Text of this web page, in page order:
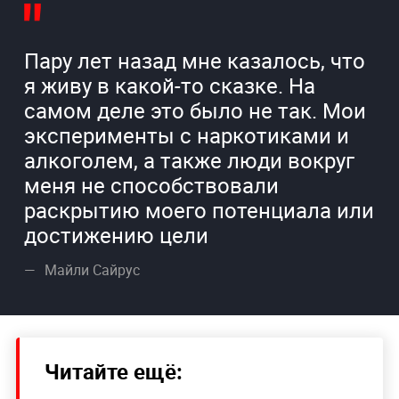
Пару лет назад мне казалось, что
я живу в какой-то сказке. На
самом деле это было не так. Мои
эксперименты с наркотиками и
алкоголем, а также люди вокруг
меня не способствовали
раскрытию моего потенциала или
достижению цели
Майли Сайрус
Читайте ещё: